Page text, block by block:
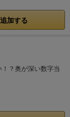
加する
？奥が深い数字当